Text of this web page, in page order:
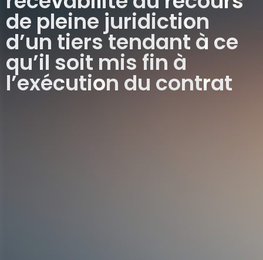
de pleine juridiction
d’un tiers tendant à ce
qu’il soit mis fin à
l’exécution du contrat